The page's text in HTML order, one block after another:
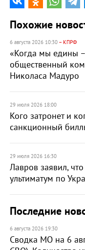
Похожие
6 августа 2026 10:30 – КПРФ
«Когда мы едины
общественный
Николаса Мадуро
29 июля 2026 18:00
Кого затронет и
санкционный
29 июля 2026 16:30
Лавров заявил,
ультиматум по
Последние
6 августа 2026 19:30
Сводка МО на 6